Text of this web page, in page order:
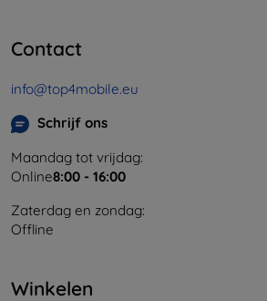
Contact
info@top4mobile.eu
Schrijf ons
Maandag tot vrijdag:
Online8:00 - 16:00
Zaterdag en zondag:
Offline
Winkelen